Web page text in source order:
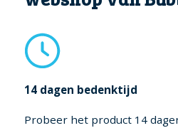
14 dagen bedenktijd
Probeer het product 14